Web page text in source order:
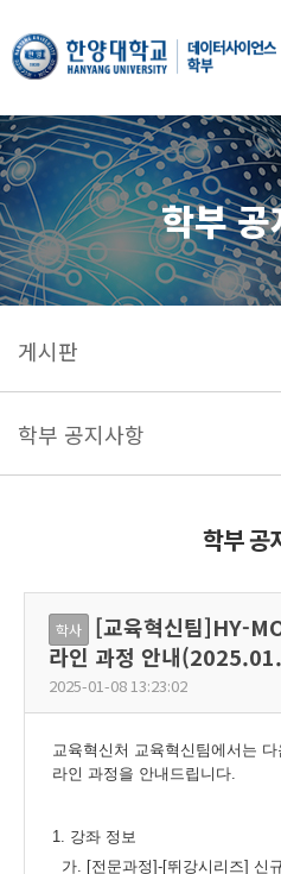
한양대학교
데이터사이언스학과
학부
게시판
학부 공지사항
학부 공
학사
[교육혁신팀]HY-
라인 과정 안내
2025-01-08 13:23:02
교육혁신처 교육혁신팀에서는
라인 과정을 안내드립니다.
1. 강좌 정보
가. [전문과정]-[뛰강시리즈] 신